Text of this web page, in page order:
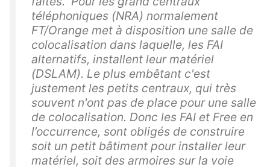
téléphoniques (NRA) normalement
FT/Orange met à disposition une salle de
colocalisation dans laquelle, les FAI
alternatifs, installent leur matériel
(DSLAM). Le plus embêtant c'est
justement les petits centraux, qui très
souvent n'ont pas de place pour une salle
de colocalisation. Donc les FAI et Free en
l’occurrence, sont obligés de construire
soit un petit bâtiment pour installer leur
matériel, soit des armoires sur la voie